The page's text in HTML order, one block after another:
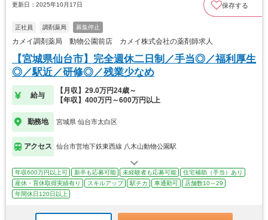
更新日：2025年10月17日 保存する
正社員 調剤薬局 募集停止
カメイ調剤薬局 動物公園前店 カメイ株式会社の薬剤師求人
【宮城県仙台市】完全週休二日制／手当◎／福利厚生
◎／駅近／研修◎／残業少なめ
給与
【月収】29.0万円24歳～
【年収】400万円～600万円以上
勤務地 宮城県 仙台市太白区
アクセス 仙台市営地下鉄東西線 八木山動物公園駅
年収600万円以上可 新卒も応募可能 未経験者も応募可能
住宅補助（手当）あり
産休・育休取得実績有り
スキルアップ 駅チカ 車通勤可
店舗数10～29
年間休日120日以上